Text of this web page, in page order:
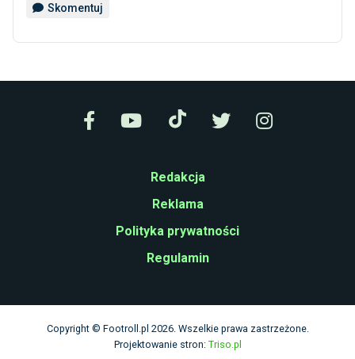
Skomentuj
Redakcja
Reklama
Polityka prywatności
Regulamin
Copyright © Footroll.pl 2026. Wszelkie prawa zastrzeżone.
Projektowanie stron: Triso.pl